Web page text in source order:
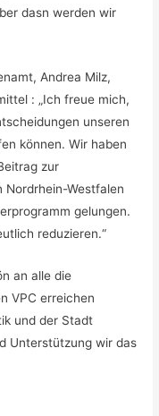
dasn werden wir
Andrea Milz,
: „Ich freue mich,
unseren
können. Wir haben
zur
Nordrhein-Westfalen
gelungen.
reduzieren.“
an alle die
VPC erreichen
und der Stadt
Unterstützung wir das